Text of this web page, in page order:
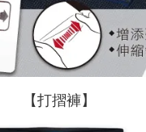
【打摺褲】